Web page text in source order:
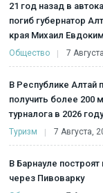
21 год назад в
погиб губернатор
края Михаил
Общество 7
В Республике Алтай
получить более 200
турналога в 2026 году
Туризм 7 Августа,
В Барнауле
через Пивоварку